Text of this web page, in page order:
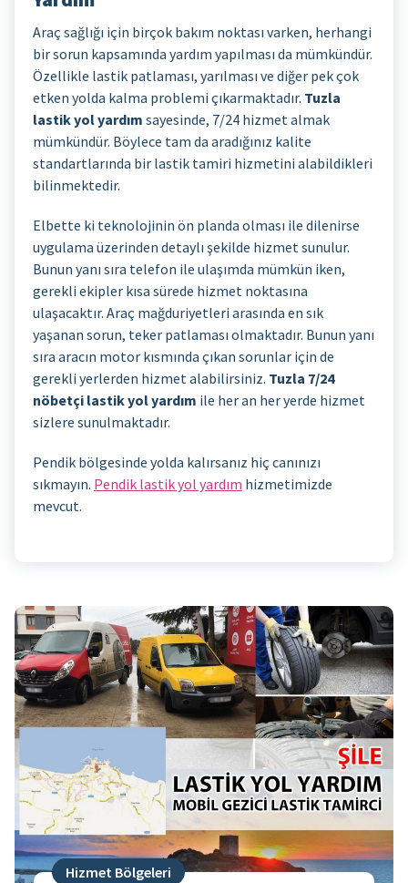
Araç sağlığı için birçok bakım noktası varken, herhangi
bir sorun kapsamında yardım yapılması da mümkündür.
Özellikle lastik patlaması, yarılması ve diğer pek çok
etken yolda kalma problemi çıkarmaktadır. Tuzla
lastik yol yardım sayesinde, 7/24 hizmet almak
mümkündür. Böylece tam da aradığınız kalite
standartlarında bir lastik tamiri hizmetini alabildikleri
bilinmektedir.
Elbette ki teknolojinin ön planda olması ile dilenirse
uygulama üzerinden detaylı şekilde hizmet sunulur.
Bunun yanı sıra telefon ile ulaşımda mümkün iken,
gerekli ekipler kısa sürede hizmet noktasına
ulaşacaktır. Araç mağduriyetleri arasında en sık
yaşanan sorun, teker patlaması olmaktadır. Bunun yanı
sıra aracın motor kısmında çıkan sorunlar için de
gerekli yerlerden hizmet alabilirsiniz. Tuzla 7/24
nöbetçi lastik yol yardım ile her an her yerde hizmet
sizlere sunulmaktadır.
Pendik bölgesinde yolda kalırsanız hiç canınızı
sıkmayın. Pendik lastik yol yardım hizmetimizde
mevcut.
Hizmet Bölgeleri